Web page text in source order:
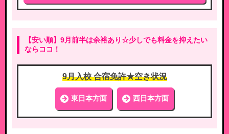
【安い順】9月前半は余裕あり☆少しでも料金を抑えたい
ならココ！
9月入校 合宿免許★空き状況
東日本方面 西日本方面